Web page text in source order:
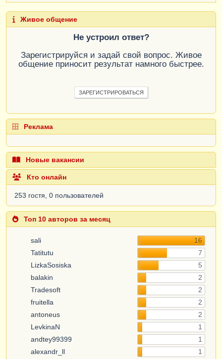
Живое общение
Не устроил ответ?
Зарегистрируйся и задай свой вопрос. Живое
общение приносит результат намного быстрее.
ЗАРЕГИСТРИРОВАТЬСЯ
Реклама
Новые вакансии
Кто онлайн
253 гостя, 0 пользователей
Топ 10 авторов за месяц
sali
16
Tatitutu
7
LizkaSosiska
5
balakin
2
Tradesoft
2
fruitella
2
antoneus
2
LevkinaN
1
andtey99399
1
alexandr_ll
1